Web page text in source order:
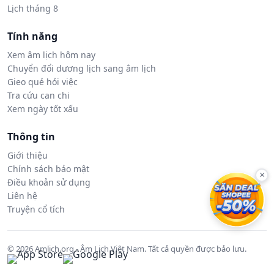
Lịch tháng 8
Tính năng
Xem âm lịch hôm nay
Chuyển đổi dương lịch sang âm lịch
Gieo quẻ hỏi việc
Tra cứu can chi
Xem ngày tốt xấu
Thông tin
Giới thiệu
Chính sách bảo mật
Điều khoản sử dụng
Liên hệ
Truyện cổ tích
© 2026 Amlich.org - Âm Lịch Việt Nam. Tất cả quyền được bảo lưu.
×